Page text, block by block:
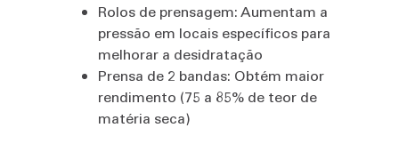
Rolos de prensagem: Aumentam a
pressão em locais específicos para
melhorar a desidratação
Prensa de 2 bandas: Obtém maior
rendimento (75 a 85% de teor de
matéria seca)